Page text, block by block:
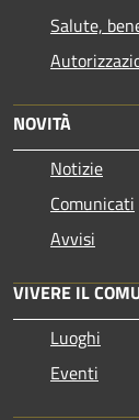
Salute,
NOVITÀ
Notizie
Comunicati
Avvisi
VIVERE IL
Luoghi
Eventi